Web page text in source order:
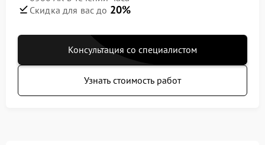
Скидка для вас до 20%
Консультация со специалистом
Узнать стоимость работ